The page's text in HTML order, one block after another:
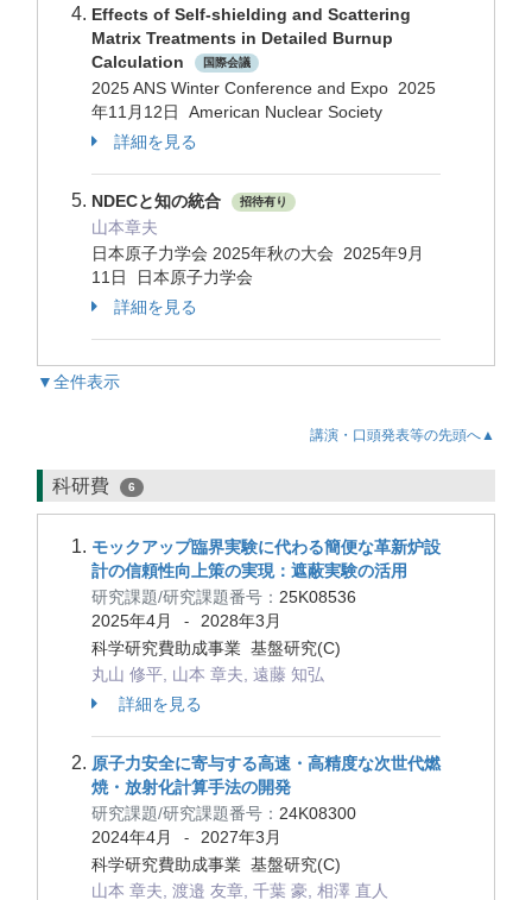
Effects of Self-shielding and Scattering
Matrix Treatments in Detailed Burnup
Calculation
国際会議
2025 ANS Winter Conference and Expo 2025
年11月12日 American Nuclear Society
詳細を見る
NDECと知の統合 招待有り
山本章夫
日本原子力学会 2025年秋の大会 2025年9月
11日 日本原子力学会
詳細を見る
▼全件表示
講演・口頭発表等の先頭へ▲
科研費 6
モックアップ臨界実験に代わる簡便な革新炉設
計の信頼性向上策の実現：遮蔽実験の活用
研究課題/研究課題番号： 25K08536
2025年4月
-
2028年3月
科学研究費助成事業 基盤研究(C)
丸山 修平, 山本 章夫, 遠藤 知弘
詳細を見る
原子力安全に寄与する高速・高精度な次世代燃
焼・放射化計算手法の開発
研究課題/研究課題番号： 24K08300
2024年4月
-
2027年3月
科学研究費助成事業 基盤研究(C)
山本 章夫, 渡邉 友章, 千葉 豪, 相澤 直人